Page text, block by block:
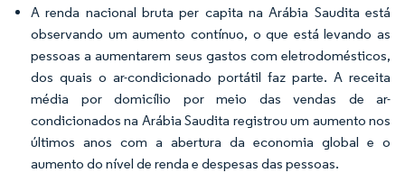
A renda nacional bruta per capita na Arábia Saudita está
observando um aumento contínuo, o que está levando as
pessoas a aumentarem seus gastos com eletrodomésticos,
dos quais o ar-condicionado portátil faz parte. A receita
média por domicílio por meio das vendas de ar-
condicionados na Arábia Saudita registrou um aumento nos
últimos anos com a abertura da economia global e o
aumento do nível de renda e despesas das pessoas.